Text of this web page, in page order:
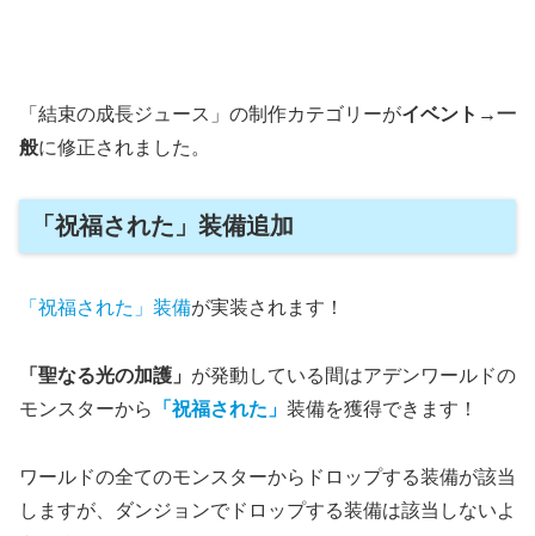
「結束の成長ジュース」の制作カテゴリーがイベント→一
般に修正されました。
「祝福された」装備追加
「祝福された」装備が実装されます！
「聖なる光の加護」 が発動している間はアデンワールドの
モンスターから
「祝福された」 装備を獲得できます！
ワールドの全てのモンスターからドロップする装備が該当
しますが、ダンジョンでドロップする装備は該当しないよ